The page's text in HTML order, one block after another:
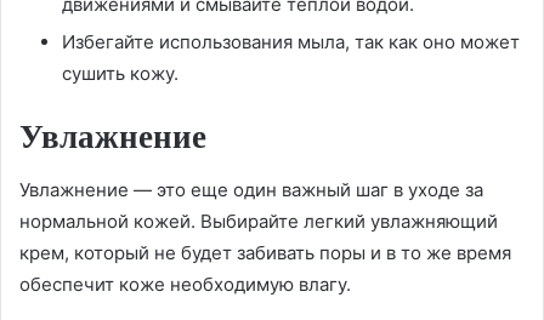
Избегайте использования мыла, так как оно может
сушить кожу.
Увлажнение
Увлажнение — это еще один важный шаг в уходе за
нормальной кожей. Выбирайте легкий увлажняющий
крем, который не будет забивать поры и в то же время
обеспечит коже необходимую влагу.